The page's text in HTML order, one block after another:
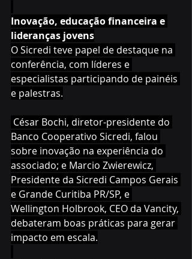
Inovação, educação financeira e
lideranças jovens
O Sicredi teve papel de destaque na
conferência, com líderes e
especialistas participando de painéis
e palestras.
Banco Cooperativo Sicredi, falou
sobre inovação na experiência do
associado; e Marcio Zwierewicz,
Presidente da Sicredi Campos Gerais
e Grande Curitiba PR/SP, e
Wellington Holbrook, CEO da Vancity,
debateram boas práticas para gerar
impacto em escala.